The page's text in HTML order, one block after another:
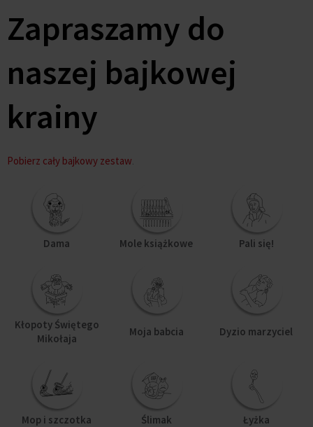
Zapraszamy do
naszej bajkowej
krainy
Pobierz cały bajkowy zestaw.
Dama Mole książkowe Pali się!
Kłopoty Świętego
Mikołaja
Moja babcia Dyzio marzyciel
Mop i szczotka Ślimak Łyżka